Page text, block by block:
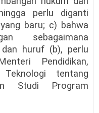
perlu diganti
baru; c) bahwa
sebagaimana
huruf (b), perlu
Pendidikan,
tentang
Studi Program